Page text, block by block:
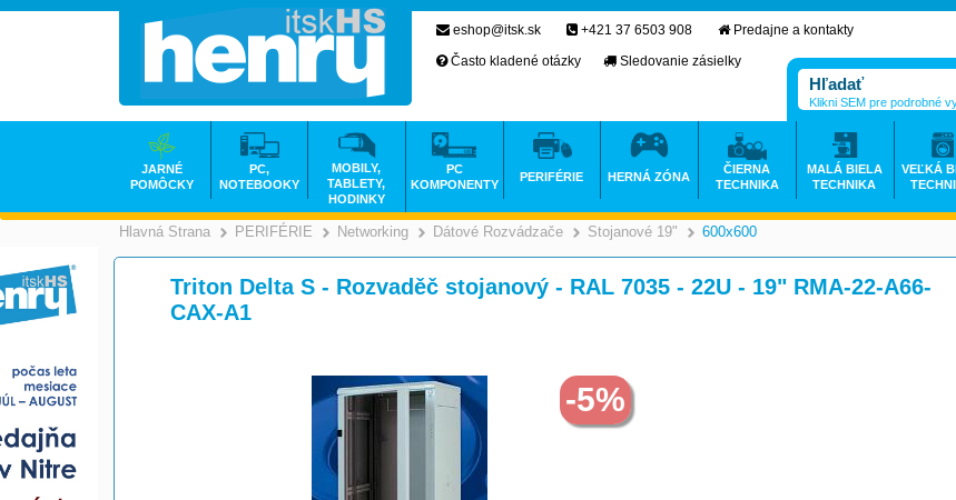
Hlavná Strana >
PERIFÉRIE >
Networking >
Dátové Rozvádzače >
Stojanové 19" >
600x600
Triton Delta S - Rozvaděč stojanový - RAL 7035 - 22U - 19" RMA-22-A66-
CAX-A1
-5%
eshop@itsk.sk +421 37 6503 908
Predajne a kontakty
Často kladené otázky
Sledovanie zásielky
Klikni SEM pre podrobné
JARNÉ
POMÔCKY
PC,
NOTEBOOKY
MOBILY,
TABLETY,
HODINKY
PC
KOMPONENTY
PERIFÉRIE HERNÁ ZÓNA
ČIERNA
TECHNIKA
MALÁ BIELA
TECHNIKA
VEĽKÁ